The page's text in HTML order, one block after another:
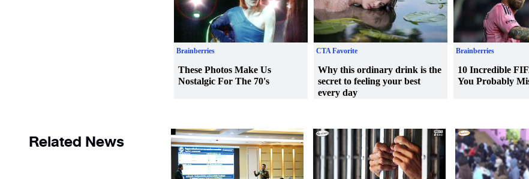
Related News